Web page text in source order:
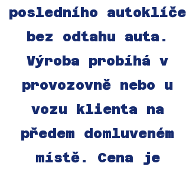
posledního autoklíče
bez odtahu auta.
Výroba probíhá v
provozovně nebo u
vozu klienta na
předem domluveném
místě. Cena je